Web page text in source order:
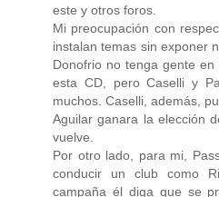
este y otros foros.
Mi preocupación con
instalan temas sin exponer
Donofrio no tenga gente
esta CD, pero Caselli y
muchos. Caselli, además,
Aguilar ganara la elección
vuelve.
Por otro lado, para mi,
conducir un club como
campaña él diga que se